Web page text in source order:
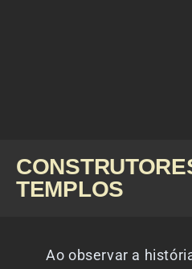
TEMPLOS
Ao observar a